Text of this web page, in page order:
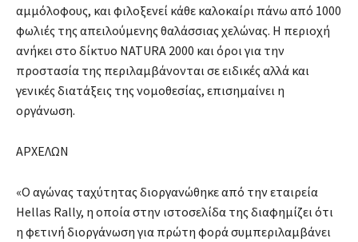
αμμόλοφους, και φιλοξενεί κάθε καλοκαίρι πάνω από 1000
φωλιές της απειλούμενης θαλάσσιας χελώνας. Η περιοχή
ανήκει στο δίκτυο NATURA 2000 και όροι για την
προστασία της περιλαμβάνονται σε ειδικές αλλά και
γενικές διατάξεις της νομοθεσίας, επισημαίνει η
οργάνωση.
ΑΡΧΕΛΩΝ
«Ο αγώνας ταχύτητας διοργανώθηκε από την εταιρεία
Hellas Rally, η οποία στην ιστοσελίδα της διαφημίζει ότι
η φετινή διοργάνωση για πρώτη φορά συμπεριλαμβάνει